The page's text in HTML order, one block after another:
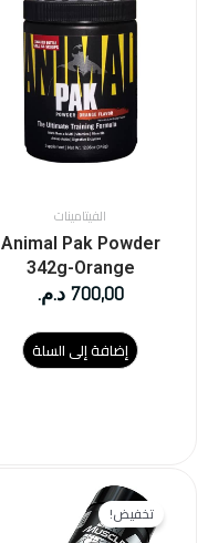
الفيتامينات
Animal Pak Powder
342g-Orange
700,00 د.م.
إضافة إلى السلة
تخفيض!